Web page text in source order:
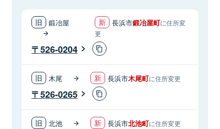
鍛冶屋 長浜市鍛冶屋町に住所変
更
526-0204
木尾 長浜市木尾町に住所変更
526-0265
北池 長浜市北池町に住所変更